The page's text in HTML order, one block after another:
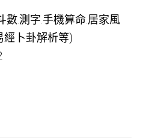
數.測字.手機算命.居家風
經卜卦解析等)